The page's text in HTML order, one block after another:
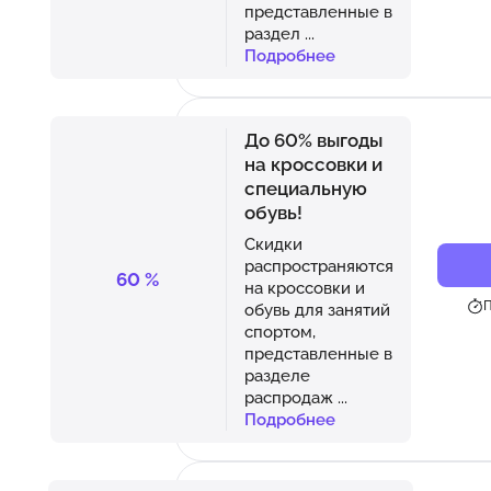
представленные в
раздел ...
Подробнее
60 %
До 60% выгоды
на кроссовки и
специальную
обувь!
Скидки
распространяются
на кроссовки и
обувь для занятий
спортом,
представленные в
разделе
распродаж ...
Подробнее